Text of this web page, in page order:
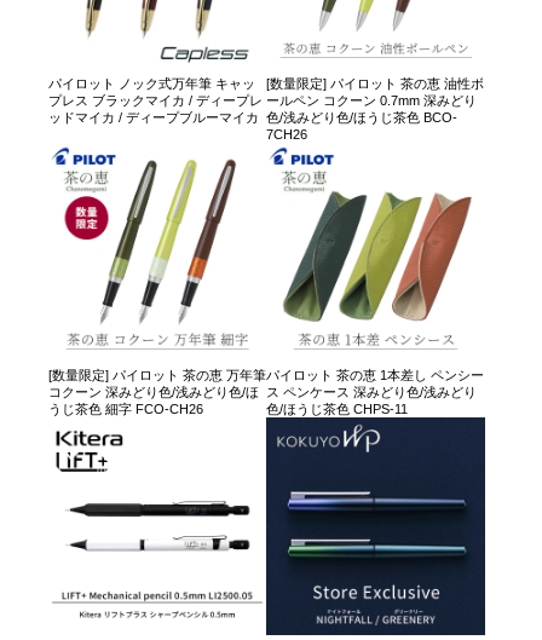
パイロット ノック式万年筆 キャッ
プレス ブラックマイカ / ディープレ
ッドマイカ / ディープブルーマイカ
[数量限定] パイロット 茶の恵 油性ボ
ールペン コクーン 0.7mm 深みどり
色/浅みどり色/ほうじ茶色 BCO-
7CH26
[数量限定] パイロット 茶の恵 万年筆
コクーン 深みどり色/浅みどり色/ほ
うじ茶色 細字 FCO-CH26
パイロット 茶の恵 1本差し ペンシー
ス ペンケース 深みどり色/浅みどり
色/ほうじ茶色 CHPS-11